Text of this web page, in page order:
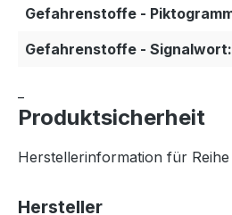
Gefahrenstoffe -
Gefahrenstoffe - Signalwort:
Produktsicherheit
Herstellerinformation für
Hersteller